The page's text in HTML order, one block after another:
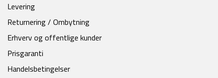
Levering
Returnering / Ombytning
Erhverv og offentlige kunder
Prisgaranti
Handelsbetingelser